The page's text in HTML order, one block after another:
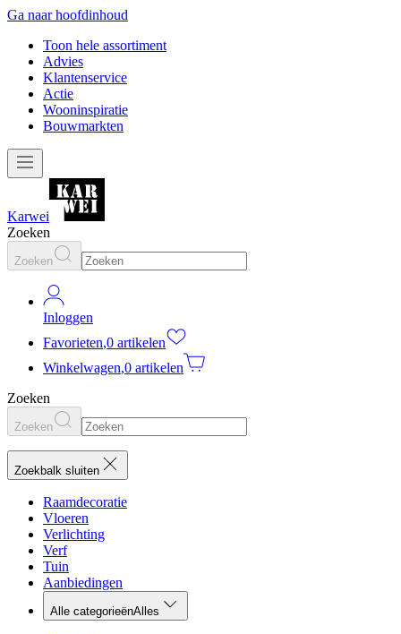
Ga naar hoofdinhoud
Toon hele assortiment
Advies
Klantenservice
Actie
Wooninspiratie
Bouwmarkten
Karwei
Zoeken
Zoeken
Inloggen
Favorieten,0 artikelen
Winkelwagen,0 artikelen
Zoeken
Zoeken
Zoekbalk sluiten
Raamdecoratie
Vloeren
Verlichting
Verf
Tuin
Aanbiedingen
Alle categorieënAlles